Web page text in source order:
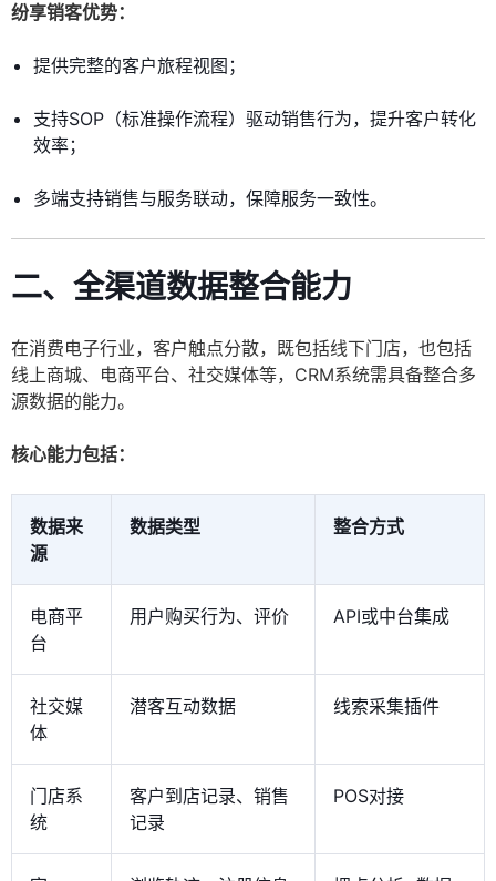
纷享销客优势：
提供完整的客户旅程视图；
支持SOP（标准操作流程）驱动销售行为，提升客户转化
效率；
多端支持销售与服务联动，保障服务一致性。
二、全渠道数据整合能力
在消费电子行业，客户触点分散，既包括线下门店，也包括
线上商城、电商平台、社交媒体等，CRM系统需具备整合多
源数据的能力。
核心能力包括：
数据来
源
数据类型 整合方式
电商平
台
用户购买行为、评价 API或中台集成
社交媒
体
潜客互动数据 线索采集插件
门店系
统
客户到店记录、销售
记录
POS对接